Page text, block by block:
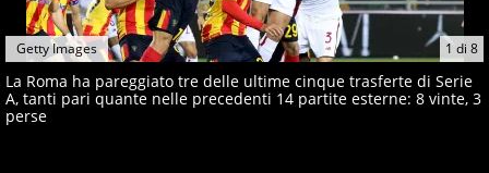
1 di 8
Getty Images
La Roma ha pareggiato tre delle ultime cinque trasferte di Serie
A, tanti pari quante nelle precedenti 14 partite esterne: 8 vinte, 3
perse